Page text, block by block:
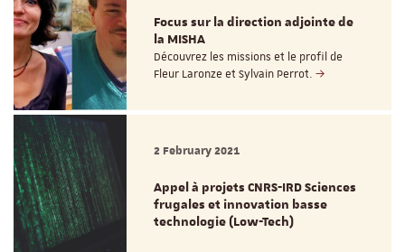
Focus sur la direction adjointe de
la MISHA
Découvrez les missions et le profil de
Fleur Laronze et Sylvain Perrot.
2 February 2021
Appel à projets CNRS-IRD Sciences
frugales et innovation basse
technologie (Low-Tech)